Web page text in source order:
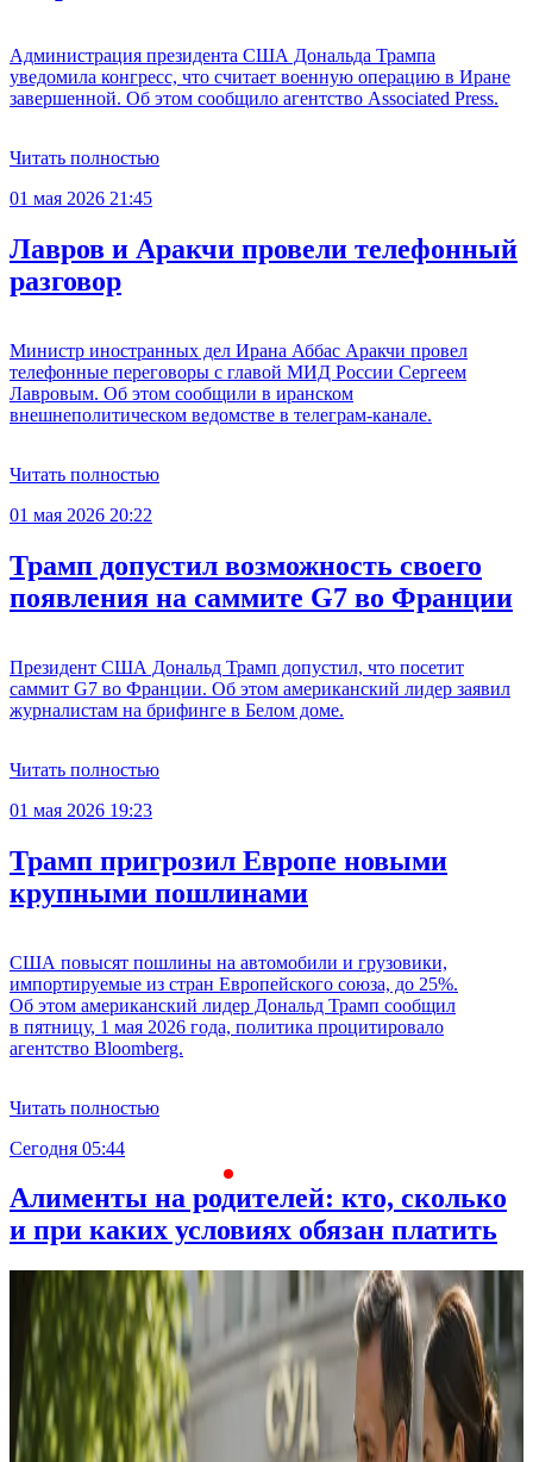
Администрация президента США Дональда Трампа
уведомила конгресс, что считает военную операцию в Иране
завершенной. Об этом сообщило агентство Associated Press.
Читать полностью
01 мая 2026 21:45
Лавров и Аракчи провели телефонный
разговор
Министр иностранных дел Ирана Аббас Аракчи провел
телефонные переговоры с главой МИД России Сергеем
Лавровым. Об этом сообщили в иранском
внешнеполитическом ведомстве в телеграм-канале.
Читать полностью
01 мая 2026 20:22
Трамп допустил возможность своего
появления на саммите G7 во Франции
Президент США Дональд Трамп допустил, что посетит
саммит G7 во Франции. Об этом американский лидер заявил
журналистам на брифинге в Белом доме.
Читать полностью
01 мая 2026 19:23
Трамп пригрозил Европе новыми
крупными пошлинами
США повысят пошлины на автомобили и грузовики,
импортируемые из стран Европейского союза, до 25%.
Об этом американский лидер Дональд Трамп сообщил
в пятницу, 1 мая 2026 года, политика процитировало
агентство Bloomberg.
Читать полностью
Сегодня 05:44
Алименты на родителей: кто, сколько
и при каких условиях обязан платить